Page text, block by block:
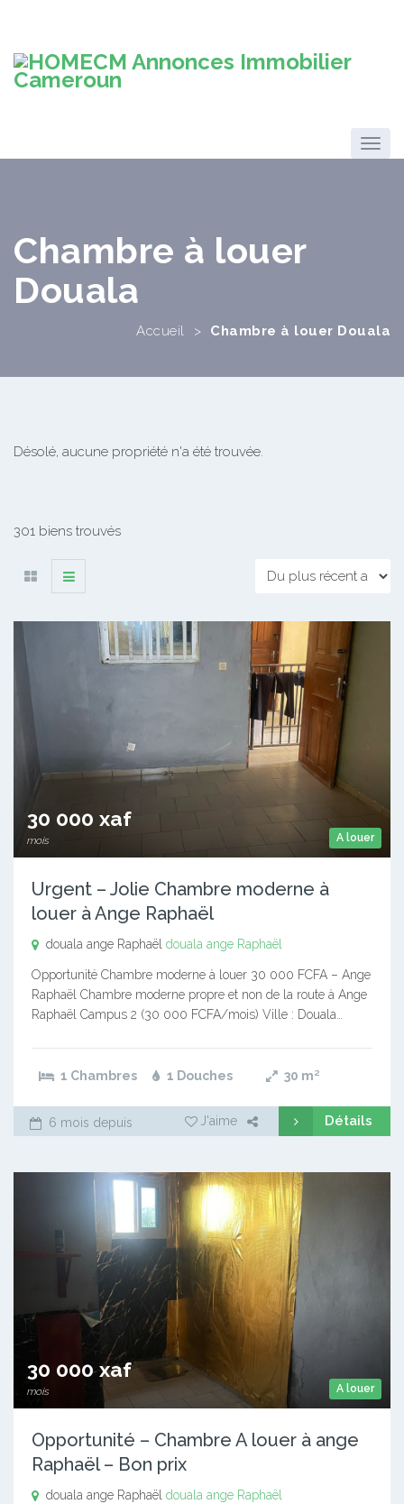
Chambre à louer
Douala
Accueil > Chambre à louer Douala
Désolé, aucune propriété n'a été trouvée.
301 biens trouvés
A louer
30 000 xaf
mois
Urgent – Jolie Chambre moderne à
louer à Ange Raphaël
douala ange Raphaël douala ange Raphaël
Opportunité Chambre moderne à louer 30 000 FCFA – Ange
Raphaël Chambre moderne propre et non de la route à Ange
Raphaël Campus 2 (30 000 FCFA/mois) Ville : Douala…
1 Chambres 1 Douches 30 m²
6 mois depuis J'aime Détails
A louer
30 000 xaf
mois
Opportunité – Chambre A louer à ange
Raphaël – Bon prix
douala ange Raphaël douala ange Raphaël